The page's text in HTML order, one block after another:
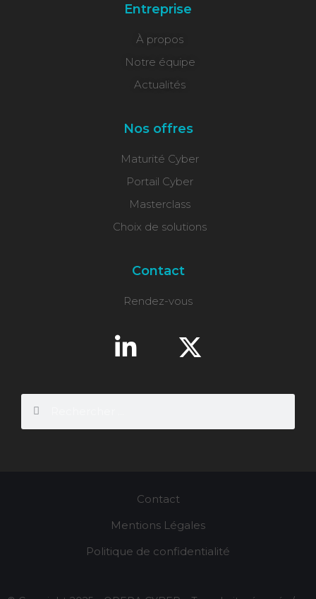
Entreprise
À propos
Notre équipe
Actualités
Nos offres
Maturité Cyber
Portail Cyber
Masterclass
Choix de solutions
Contact
Rendez-vous
Contact
Mentions Légales
Politique de confidentialité